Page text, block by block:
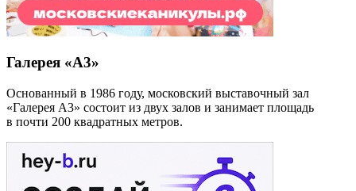
Галерея «А3»
Основанный в 1986 году, московский выставочный зал
«Галерея А3» состоит из двух залов и занимает площадь
в почти 200 квадратных метров.